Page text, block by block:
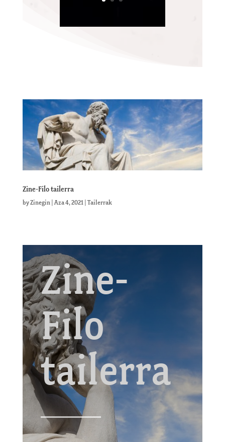
Zine-Filo tailerra
byZinegin| Aza 4, 2021| Tailerrak
Zine-
Filo
tailerra